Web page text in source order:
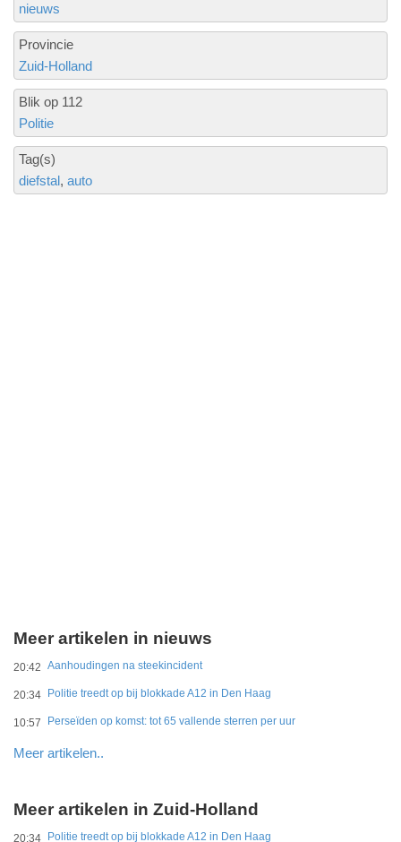
nieuws
Provincie
Zuid-Holland
Blik op 112
Politie
Tag(s)
diefstal auto
Meer artikelen in nieuws
20:42 Aanhoudingen na steekincident
20:34 Politie treedt op bij blokkade A12 in Den Haag
10:57 Perseïden op komst: tot 65 vallende sterren per uur
Meer artikelen..
Meer artikelen in Zuid-Holland
20:34 Politie treedt op bij blokkade A12 in Den Haag